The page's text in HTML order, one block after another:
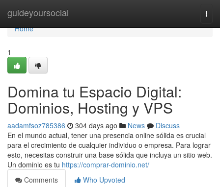
guideyoursocial
Home
Home
1
Domina tu Espacio Digital:
Dominios, Hosting y VPS
aadamfsoz785386 304 days ago News
Discuss
En el mundo actual, tener una presencia online sólida es crucial
para el crecimiento de cualquier individuo o empresa. Para lograr
esto, necesitas construir una base sólida que incluya un sitio web.
Un dominio es tu https://comprar-dominio.net/
Comments
Who Upvoted